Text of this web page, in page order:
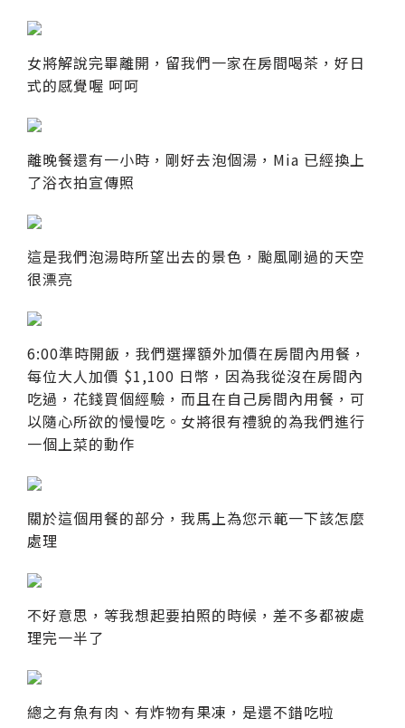
女將解說完畢離開，留我們一家在房間喝茶，好日
式的感覺喔 呵呵
離晚餐還有一小時，剛好去泡個湯，Mia 已經換上
了浴衣拍宣傳照
這是我們泡湯時所望出去的景色，颱風剛過的天空
很漂亮
6:00準時開飯，我們選擇額外加價在房間內用餐，
每位大人加價 $1,100 日幣，因為我從沒在房間內
吃過，花錢買個經驗，而且在自己房間內用餐，可
以隨心所欲的慢慢吃。女將很有禮貌的為我們進行
一個上菜的動作
關於這個用餐的部分，我馬上為您示範一下該怎麼
處理
不好意思，等我想起要拍照的時候，差不多都被處
理完一半了
總之有魚有肉、有炸物有果凍，是還不錯吃啦